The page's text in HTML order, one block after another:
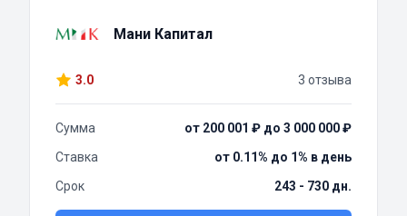
Мани Капитал
3.0 3 отзыва
Сумма
от 200 001 ₽ до 3 000 000 ₽
Ставка
от 0.11% до 1% в день
Срок
243 - 730 дн.